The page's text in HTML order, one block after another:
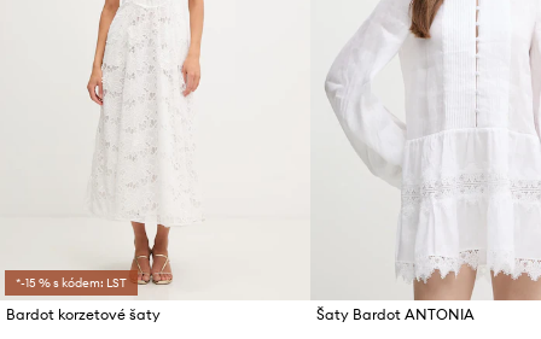
*-15 % s kódem: LST
Bardot korzetové šaty
Šaty Bardot ANTONIA